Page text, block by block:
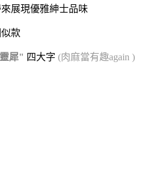
展現優雅紳士品味
款
犀" 四大字 (肉麻當有趣again )